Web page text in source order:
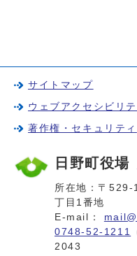
サイトマップ
ウェブアクセシビリ
著作権・セキュリティ
日野町役場
所在地：〒529-
丁目1番地
E-mail：
0748-52-1211
2043